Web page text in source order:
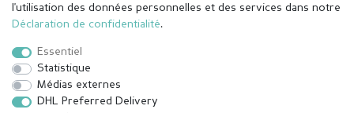
Mentions légales Déclaration de confidentialité
Rétracter le contrat ici
l'utilisation des données personnelles et des services dans notre
Déclaration de confidentialité.
Essentiel
Statistique
Médias externes
DHL Preferred Delivery